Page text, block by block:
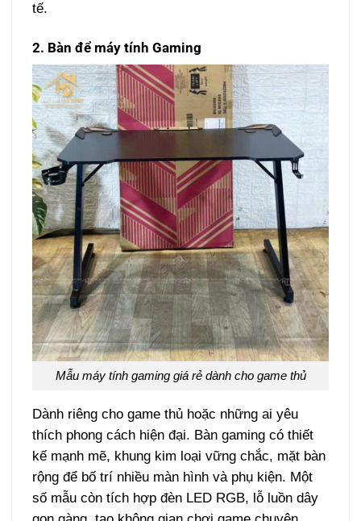
tế.
2. Bàn để máy tính Gaming
Mẫu máy tính gaming giá rẻ dành cho game thủ
Dành riêng cho game thủ hoặc những ai yêu
thích phong cách hiện đại. Bàn gaming có thiết
kế mạnh mẽ, khung kim loại vững chắc, mặt bàn
rộng để bố trí nhiều màn hình và phụ kiện. Một
số mẫu còn tích hợp đèn LED RGB, lỗ luồn dây